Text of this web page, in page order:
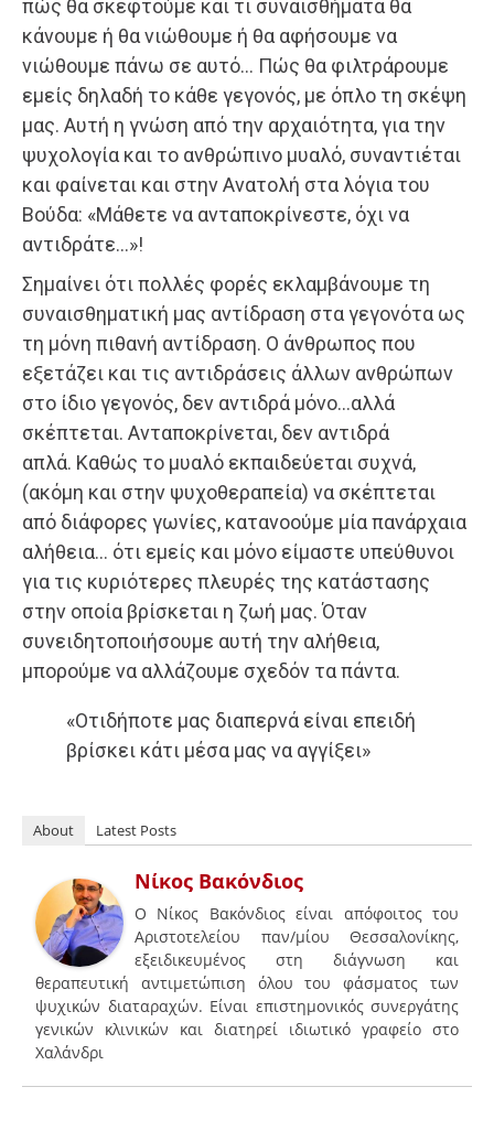
πώς θα σκεφτούμε και τι συναισθήματα θα
κάνουμε ή θα νιώθουμε ή θα αφήσουμε να
νιώθουμε πάνω σε αυτό… Πώς θα φιλτράρουμε
εμείς δηλαδή το κάθε γεγονός, με όπλο τη σκέψη
μας. Αυτή η γνώση από την αρχαιότητα, για την
ψυχολογία και το ανθρώπινο μυαλό, συναντιέται
και φαίνεται και στην Ανατολή στα λόγια του
Βούδα: «Μάθετε να ανταποκρίνεστε, όχι να
αντιδράτε…»!
Σημαίνει ότι πολλές φορές εκλαμβάνουμε τη
συναισθηματική μας αντίδραση στα γεγονότα ως
τη μόνη πιθανή αντίδραση. Ο άνθρωπος που
εξετάζει και τις αντιδράσεις άλλων ανθρώπων
στο ίδιο γεγονός, δεν αντιδρά μόνο…αλλά
σκέπτεται. Ανταποκρίνεται, δεν αντιδρά
απλά. Καθώς το μυαλό εκπαιδεύεται συχνά,
(ακόμη και στην ψυχοθεραπεία) να σκέπτεται
από διάφορες γωνίες, κατανοούμε μία πανάρχαια
αλήθεια… ότι εμείς και μόνο είμαστε υπεύθυνοι
για τις κυριότερες πλευρές της κατάστασης
στην οποία βρίσκεται η ζωή μας. Όταν
συνειδητοποιήσουμε αυτή την αλήθεια,
μπορούμε να αλλάζουμε σχεδόν τα πάντα.
«Οτιδήποτε μας διαπερνά είναι επειδή
βρίσκει κάτι μέσα μας να αγγίξει»
About Latest Posts
Νίκος Βακόνδιος
Ο Νίκος Βακόνδιος είναι απόφοιτος του
Αριστοτελείου παν/μίου Θεσσαλονίκης,
εξειδικευμένος στη διάγνωση και
θεραπευτική αντιμετώπιση όλου του φάσματος των
ψυχικών διαταραχών. Είναι επιστημονικός συνεργάτης
γενικών κλινικών και διατηρεί ιδιωτικό γραφείο στο
Χαλάνδρι